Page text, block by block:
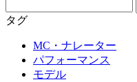
リ
タグ
MC・ナレーター
パフォーマンス
モデル